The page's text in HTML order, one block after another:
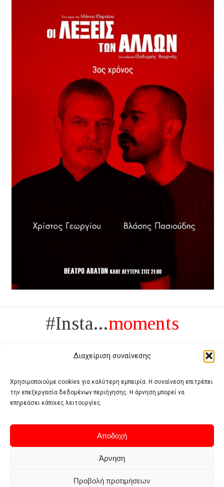
Διαχείριση συναίνεσης
Χρησιμοποιούμε cookies για καλύτερη εμπειρία. Η συναίνεση επιτρέπει
την επεξεργασία δεδομένων περιήγησης. Η άρνηση μπορεί να
επηρεάσει κάποιες λειτουργίες.
Αποδοχή
Άρνηση
Προβολή προτιμήσεων
#Insta...moments
Πολυτέλεια δεν είναι το αντίθετο της ανέχειας, είναι το αντίθετο της
Terms of use Privacy policy Cookie policy